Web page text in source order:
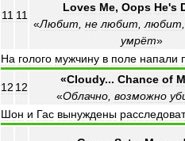
11 11
Loves Me, Oops He's
«Любит не любит любит
умрёт»
На голого мужчину в поле напали
12 12
«Cloudy... Chance of
«Облачно, возможно
Шон и Гас вынуждены